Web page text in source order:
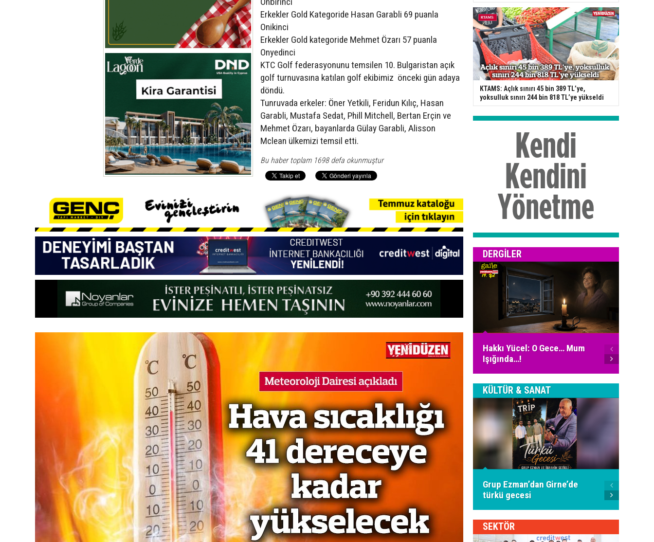
Erkekler Gold Kategoride Hasan Garabli 69 puanla
Onikinci
Erkekler Gold kategoride Mehmet Özarı 57 puanla
Onyedinci
KTC Golf federasyonunu temsilen 10. Bulgaristan açık
golf turnuvasına katılan golf ekibimiz önceki gün adaya
döndü.
Tunruvada erkeler: Öner Yetkili, Feridun Kılıç, Hasan
Garabli, Mustafa Sedat, Phill Mitchell, Bertan Erçin ve
Mehmet Özarı, bayanlarda Gülay Garabli, Alisson
Mclean ülkemizi temsil etti.
Bu haber toplam 1698 defa okunmuştur
KTAMS: Açlık sınırı 45 bin 389 TL’ye,
yoksulluk sınırı 244 bin 818 TL’ye yükseldi
DERGILER
Hakkı Yücel: O Gece… Mum
Işığında…!
KÜLTÜR & SANAT
Grup Ezman’dan Girne’de
türkü gecesi
SEKTÖR